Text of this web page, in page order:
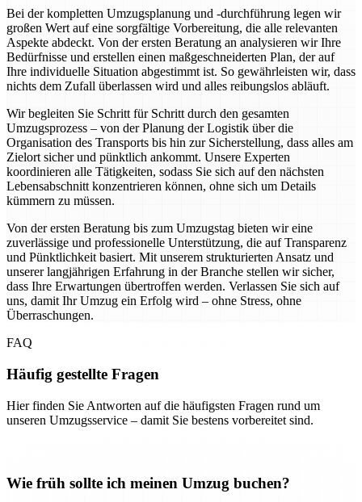
Bei der kompletten Umzugsplanung und -durchführung legen wir
großen Wert auf eine sorgfältige Vorbereitung, die alle relevanten
Aspekte abdeckt. Von der ersten Beratung an analysieren wir Ihre
Bedürfnisse und erstellen einen maßgeschneiderten Plan, der auf
Ihre individuelle Situation abgestimmt ist. So gewährleisten wir, dass
nichts dem Zufall überlassen wird und alles reibungslos abläuft.
Wir begleiten Sie Schritt für Schritt durch den gesamten
Umzugsprozess – von der Planung der Logistik über die
Organisation des Transports bis hin zur Sicherstellung, dass alles am
Zielort sicher und pünktlich ankommt. Unsere Experten
koordinieren alle Tätigkeiten, sodass Sie sich auf den nächsten
Lebensabschnitt konzentrieren können, ohne sich um Details
kümmern zu müssen.
Von der ersten Beratung bis zum Umzugstag bieten wir eine
zuverlässige und professionelle Unterstützung, die auf Transparenz
und Pünktlichkeit basiert. Mit unserem strukturierten Ansatz und
unserer langjährigen Erfahrung in der Branche stellen wir sicher,
dass Ihre Erwartungen übertroffen werden. Verlassen Sie sich auf
uns, damit Ihr Umzug ein Erfolg wird – ohne Stress, ohne
Überraschungen.
FAQ
Häufig gestellte Fragen
Hier finden Sie Antworten auf die häufigsten Fragen rund um
unseren Umzugsservice – damit Sie bestens vorbereitet sind.
Wie früh sollte ich meinen Umzug buchen?